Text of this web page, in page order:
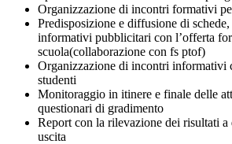
Organizzazione di incontri formativi
Predisposizione e diffusione di
informativi pubblicitari con l’offerta
scuola(collaborazione con fs ptof)
Organizzazione di incontri informativi
studenti
Monitoraggio in itinere e finale delle
questionari di gradimento
Report con la rilevazione dei risultati a
uscita